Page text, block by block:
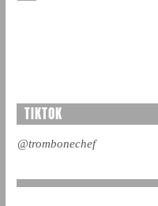
TIKTOK
@trombonechef